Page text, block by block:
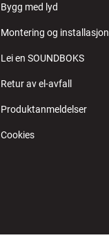
Bygg med lyd
Montering og installasjon
Lei en SOUNDBOKS
Retur av el-avfall
Produktanmeldelser
Cookies